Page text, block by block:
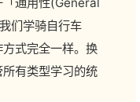
们学骑自行车
式完全一样。换
有类型学习的统